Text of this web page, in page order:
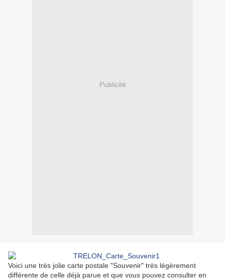
Publicité
Voici une très jolie carte postale "Souvenir" très légèrement
différente de celle déjà parue et que vous pouvez consulter en